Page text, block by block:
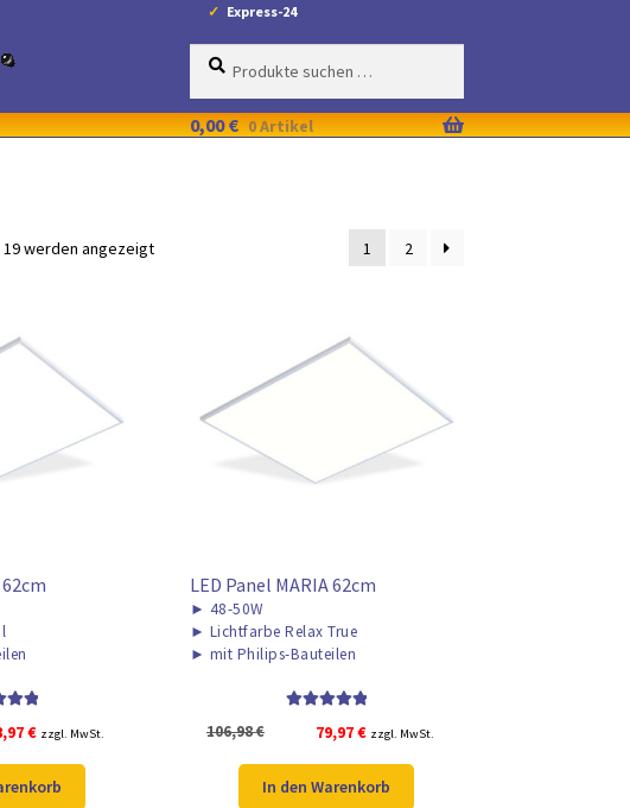
Express-24
Suche
Suchen
0,00€ 0 Artikel
19 werden angezeigt 1 2
5
€Aktueller
ist:
zzgl. MwSt.
LED Panel MARIA 62cm
► 48-50W
► Lichtfarbe Relax True
► mit Philips-Bauteilen
5.00von 5
106,98€
Ursprünglicher
war:
79,97€Aktueller
ist:
zzgl. MwSt.
In den Warenkorb